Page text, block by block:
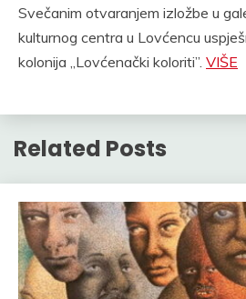
Svečanim otvaranjem izložbe u
kulturnog centra u Lovćencu
kolonija „Lovćenački koloriti”. VIŠE
Related Posts